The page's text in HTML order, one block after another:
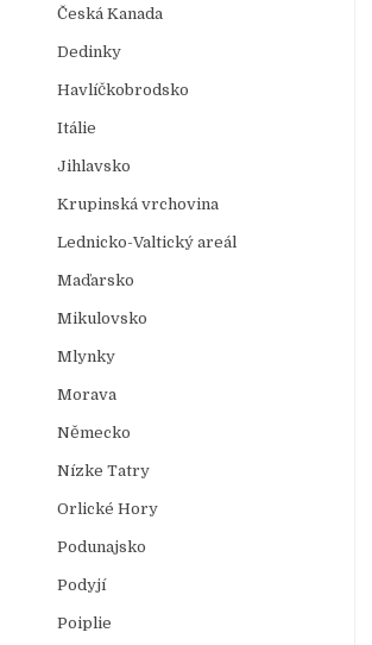
Česká Kanada
Dedinky
Havlíčkobrodsko
Itálie
Jihlavsko
Krupinská vrchovina
Lednicko-Valtický areál
Maďarsko
Mikulovsko
Mlynky
Morava
Německo
Nízke Tatry
Orlické Hory
Podunajsko
Podyjí
Poiplie